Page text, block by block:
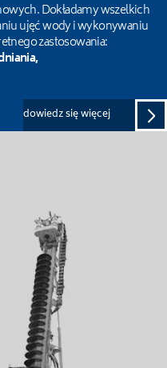
Dokładamy wszelkich
ujęć wody i wykonywaniu
zastosowania:
dowiedz się więcej